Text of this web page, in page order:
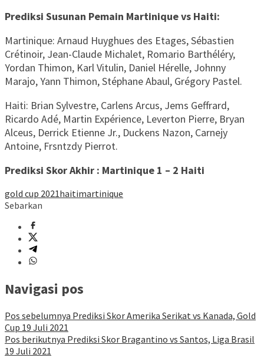
Prediksi Susunan Pemain Martinique vs Haiti:
Martinique: Arnaud Huyghues des Etages, Sébastien
Crétinoir, Jean-Claude Michalet, Romario Barthéléry,
Yordan Thimon, Karl Vitulin, Daniel Hérelle, Johnny
Marajo, Yann Thimon, Stéphane Abaul, Grégory Pastel.
Haiti: Brian Sylvestre, Carlens Arcus, Jems Geffrard,
Ricardo Adé, Martin Expérience, Leverton Pierre, Bryan
Alceus, Derrick Etienne Jr., Duckens Nazon, Carnejy
Antoine, Frsntzdy Pierrot.
Prediksi Skor Akhir : Martinique 1 – 2 Haiti
gold cup 2021haitimartinique
Sebarkan
Navigasi pos
Pos sebelumnya Prediksi Skor Amerika Serikat vs Kanada, Gold
Cup 19 Juli 2021
Pos berikutnya Prediksi Skor Bragantino vs Santos, Liga Brasil
19 Juli 2021